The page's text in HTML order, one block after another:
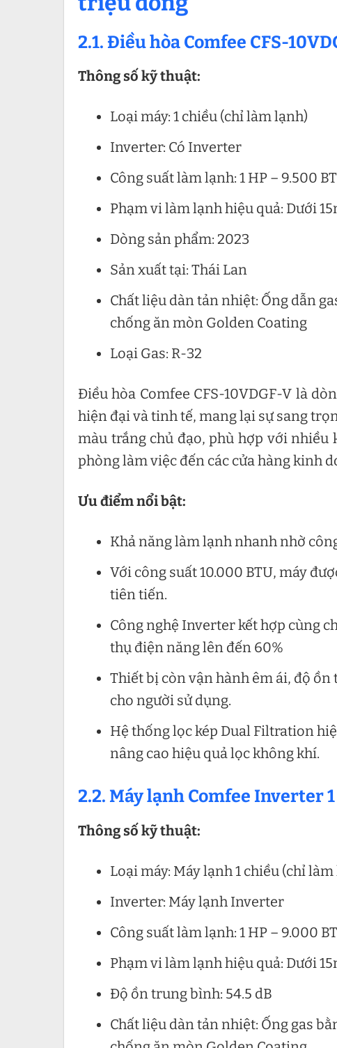
2.1. Điều hòa Comfee CFS-
Thông số kỹ thuật:
Loại máy: 1 chiều (chỉ làm lạnh)
Inverter: Có Inverter
Công suất làm lạnh: 1 HP – 9.500
Phạm vi làm lạnh hiệu quả: Dưới
Dòng sản phẩm: 2023
Sản xuất tại: Thái Lan
Chất liệu dàn tản nhiệt: Ống dẫn
chống ăn mòn Golden Coating
Loại Gas: R-32
Điều hòa Comfee CFS-10VDGF-V là
hiện đại và tinh tế, mang lại sự sang
màu trắng chủ đạo, phù hợp với
phòng làm việc đến các cửa hàng kinh
Ưu điểm nổi bật:
Khả năng làm lạnh nhanh nhờ
Với công suất 10.000 BTU, máy
tiên tiến.
Công nghệ Inverter kết hợp cùng
thụ điện năng lên đến 60%
Thiết bị còn vận hành êm ái, độ
cho người sử dụng.
Hệ thống lọc kép Dual Filtration
nâng cao hiệu quả lọc không khí.
2.2. Máy lạnh Comfee Inverter 1
Thông số kỹ thuật:
Loại máy: Máy lạnh 1 chiều (chỉ
Inverter: Máy lạnh Inverter
Công suất làm lạnh: 1 HP – 9.000
Phạm vi làm lạnh hiệu quả: Dưới
Độ ồn trung bình: 54.5 dB
Chất liệu dàn tản nhiệt: Ống gas